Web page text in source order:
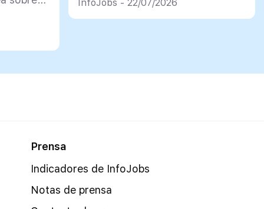
InfoJobs - 22/07/2026
Prensa
Indicadores de InfoJobs
Notas de prensa